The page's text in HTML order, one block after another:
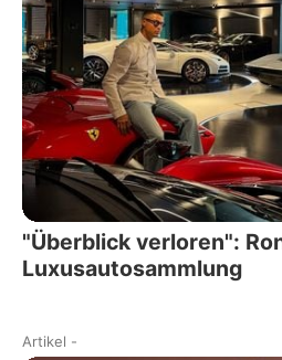
"Überblick verloren":
Luxusautosammlung
Artikel -